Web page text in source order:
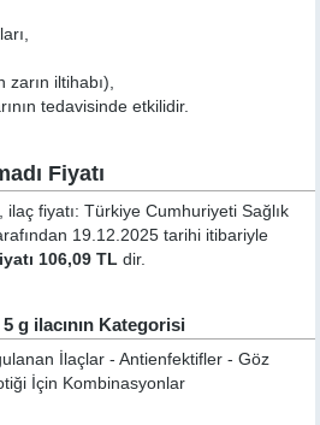
iltihabı),
tedavisinde etkilidir.
Fiyatı
fiyatı: Türkiye Cumhuriyeti Sağlık
19.12.2025 tarihi itibariyle
106,09 TL dir.
g ilacının Kategorisi
İlaçlar - Antienfektifler - Göz
İçin Kombinasyonlar